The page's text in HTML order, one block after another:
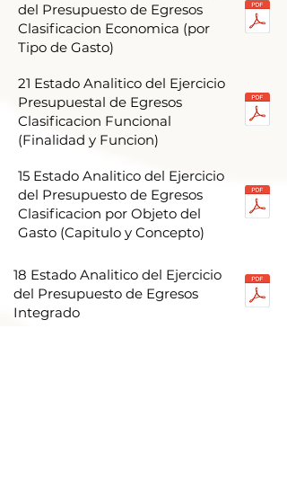
del Presupuesto de Egresos
Clasificacion Economica (por
Tipo de Gasto)
21 Estado Analitico del Ejercicio
Presupuestal de Egresos
Clasificacion Funcional
(Finalidad y Funcion)
15 Estado Analitico del Ejercicio
del Presupuesto de Egresos
Clasificacion por Objeto del
Gasto (Capitulo y Concepto)
18 Estado Analitico del Ejercicio
del Presupuesto de Egresos
Integrado